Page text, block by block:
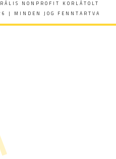
NONPROFIT KORLÁTOLT
| MINDEN JOG FENNTARTVA